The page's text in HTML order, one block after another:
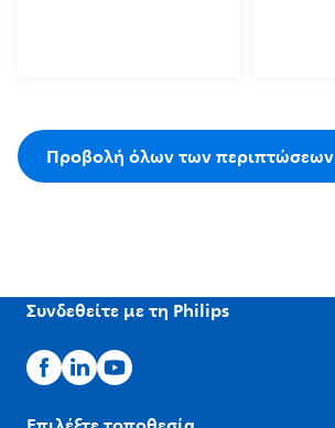
Προβολή όλων των περιπτώσεων
Συνδεθείτε με τη Philips